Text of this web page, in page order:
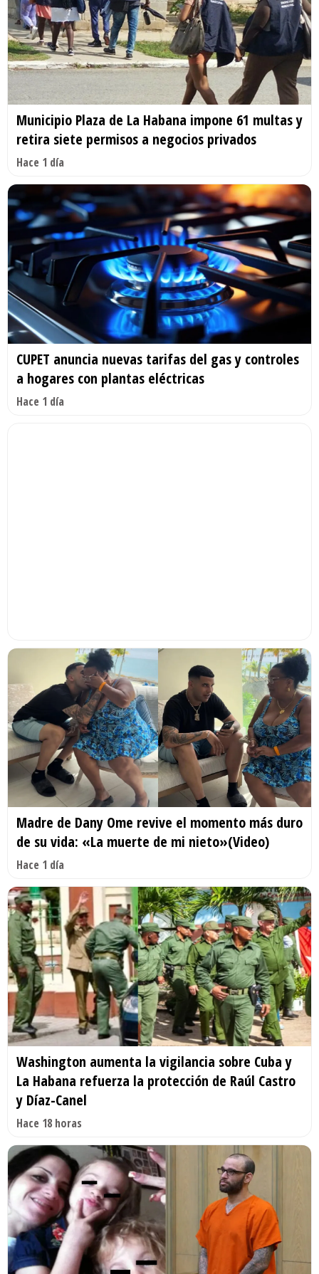
Municipio Plaza de La Habana impone 61 multas y
retira siete permisos a negocios privados
Hace 1 día
CUPET anuncia nuevas tarifas del gas y controles
a hogares con plantas eléctricas
Hace 1 día
Madre de Dany Ome revive el momento más duro
de su vida: «La muerte de mi nieto»(Video)
Hace 1 día
Washington aumenta la vigilancia sobre Cuba y
La Habana refuerza la protección de Raúl Castro
y Díaz-Canel
Hace 18 horas